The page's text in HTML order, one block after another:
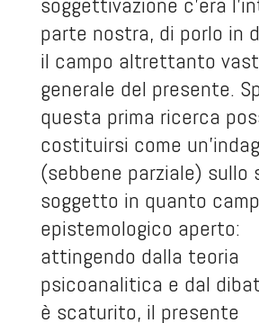
parte nostra, di porlo in
il campo altrettanto
generale del presente.
questa prima ricerca
costituirsi come
(sebbene parziale)
soggetto in quanto
epistemologico aperto:
attingendo dalla teoria
psicoanalitica e dal
è scaturito, il presente